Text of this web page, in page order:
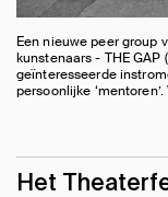
Een nieuwe peer group
kunstenaars - THE GAP
geïnteresseerde
persoonlijke
Het